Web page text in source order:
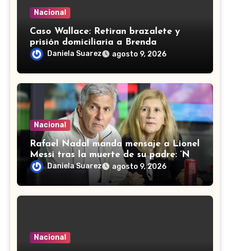
Nacional
Caso Wallace: Retiran brazalete y
prisión domiciliaria a Brenda
Quevedo; seguirá proceso en libertad
Daniela Suarez agosto 9, 2026
Nacional
Rafael Nadal manda mensaje a Lionel
Messi tras la muerte de su padre: ‘No
me puedo imaginar el dolor’
Daniela Suarez agosto 9, 2026
Nacional